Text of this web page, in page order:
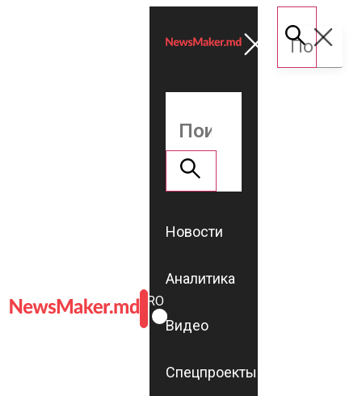
ROMÂNĂ
RU
Новости
Аналитика
Видео
Спецпроекты